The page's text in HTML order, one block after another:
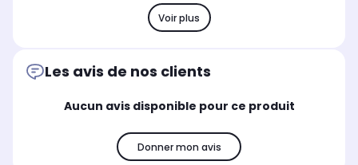
Voir plus
Les avis de nos clients
Aucun avis disponible pour ce produit
Donner mon avis